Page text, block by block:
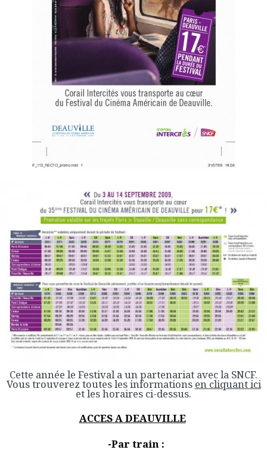
Cette année le Festival a un partenariat avec la SNCF.
Vous trouverez toutes les informations en cliquant ici
et les horaires ci-dessus.
ACCES A DEAUVILLE
-Par train :